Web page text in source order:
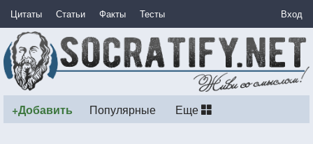
Цитаты Статьи Факты Тесты Вход
+Добавить Популярные Еще